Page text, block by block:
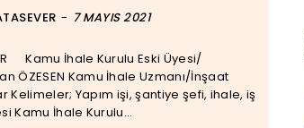
- 7 MAYIS 2021
Kamu İhale Kurulu Eski Üyesi/
denetleme belgesi Kamu İhale Kurulu...